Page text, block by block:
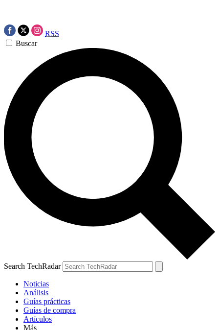
RSS
Buscar
Search TechRadar
Noticias
Análisis
Guías prácticas
Guías de compra
Artículos
Más